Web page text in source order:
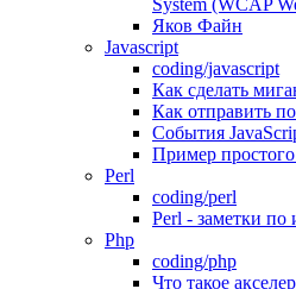
System (WCAP
Яков Файн
Javascript
coding/javascript
Как сделать
Как отправить
События
Пример простого
Perl
coding/perl
Perl - заметки по
Php
coding/php
Что такое